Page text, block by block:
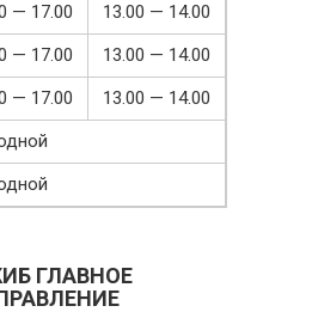
— 17.00
13.00 — 14.00
— 17.00
13.00 — 14.00
— 17.00
13.00 — 14.00
ГЛАВНОЕ